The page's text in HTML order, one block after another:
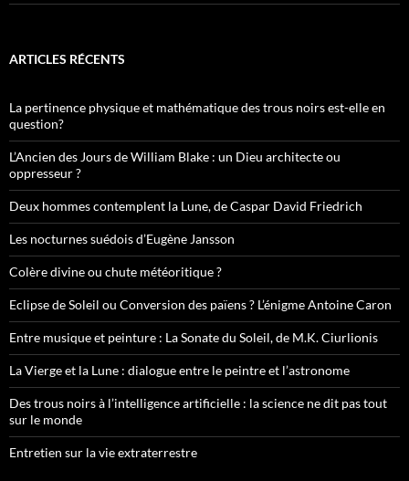
ARTICLES RÉCENTS
La pertinence physique et mathématique des trous noirs est-elle en
question?
L’Ancien des Jours de William Blake : un Dieu architecte ou
oppresseur ?
Deux hommes contemplent la Lune, de Caspar David Friedrich
Les nocturnes suédois d’Eugène Jansson
Colère divine ou chute météoritique ?
Eclipse de Soleil ou Conversion des païens ? L’énigme Antoine Caron
Entre musique et peinture : La Sonate du Soleil, de M.K. Ciurlionis
La Vierge et la Lune : dialogue entre le peintre et l’astronome
Des trous noirs à l’intelligence artificielle : la science ne dit pas tout
sur le monde
Entretien sur la vie extraterrestre